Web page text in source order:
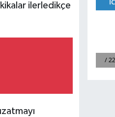
ilerledikçe